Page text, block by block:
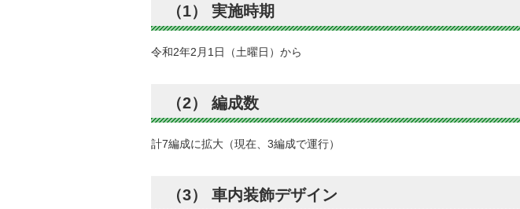
（1） 実施時期
令和2年2月1日（土曜日）から
（2） 編成数
計7編成に拡大（現在、3編成で運行）
（3） 車内装飾デザイン